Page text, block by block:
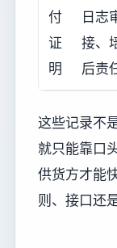
付
证
明
日志
接、
后责
这些记录不
就只能靠口
供货方才能
则、接口还